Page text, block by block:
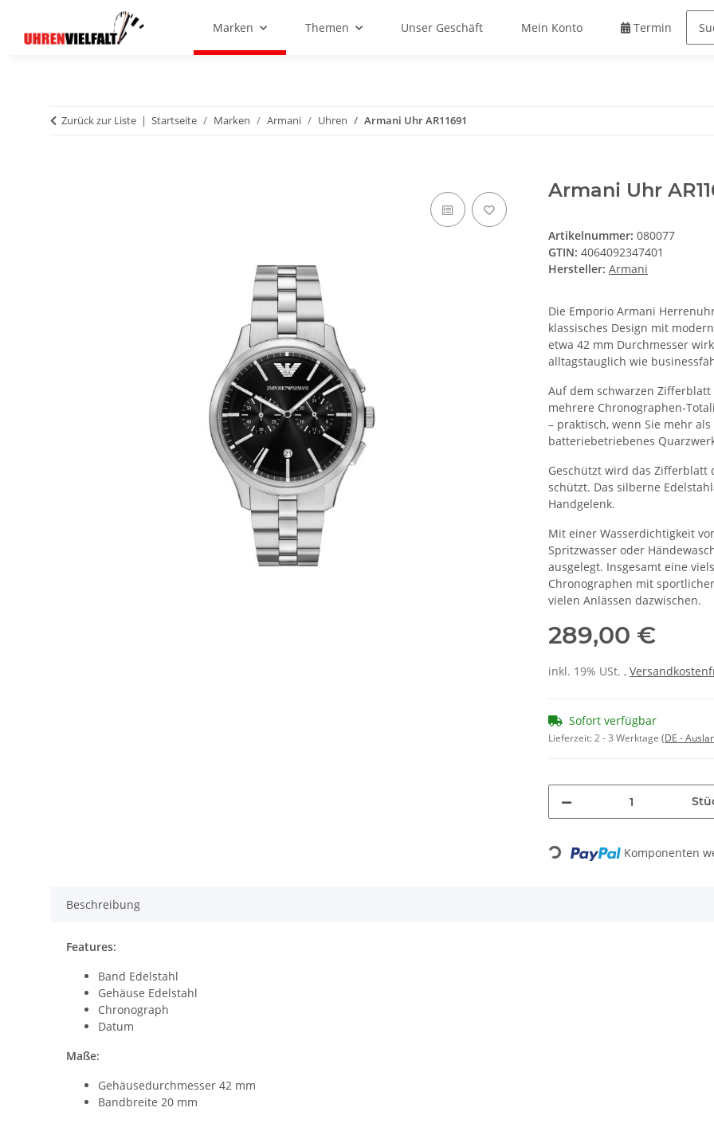
Marken Themen Unser Geschäft Mein Konto Termin
Zurück zur Liste Startseite Marken Armani Uhren Armani Uhr AR11691
Armani Uhr
Artikelnummer: 080077
GTIN: 4064092347401
Hersteller: Armani
Die Emporio Armani
klassisches Design mit
etwa 42 mm Durchmesser
alltagstauglich wie
Auf dem schwarzen
mehrere
– praktisch, wenn Sie mehr
batteriebetriebenes
Geschützt wird das Zifferblatt
schützt. Das silberne
Handgelenk.
Mit einer Wasserdichtigkeit
Spritzwasser oder
ausgelegt. Insgesamt eine
Chronographen mit
vielen Anlässen dazwischen.
289,00 €
inkl. 19% USt. ,
Sofort verfügbar
Lieferzeit:2 - 3 Werktage (DE -
Loading... Komponenten
Beschreibung
Features:
Band Edelstahl
Gehäuse Edelstahl
Chronograph
Datum
Maße:
Gehäusedurchmesser 42 mm
Bandbreite 20 mm